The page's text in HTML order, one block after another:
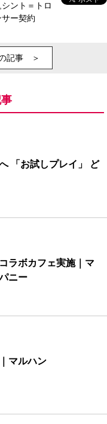
,シント＝トロ
ー契約
記事 ＞
「お試しプレイ」 ど
ラボカフェ実施｜マ
ニー
マルハン